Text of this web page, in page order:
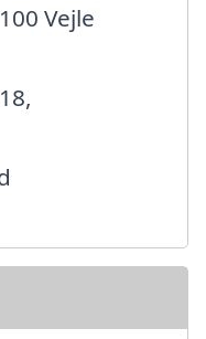
Vejle